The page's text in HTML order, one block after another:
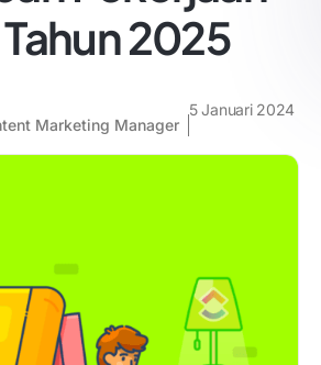
2025
Marketing Manager
5 Januari 2024